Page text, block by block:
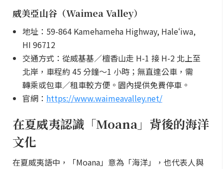
威美亞山谷（Waimea Valley）
地址：59-864 Kamehameha Highway, Haleʻiwa,
HI 96712
交通方式：從威基基／檀香山走 H-1 接 H-2 北上至
北岸，車程約 45 分鐘～1 小時；無直達公車，需
轉乘或包車／租車較方便。園內提供免費停車。
官網： https://www.waimeavalley.net/
在夏威夷認識「Moana」背後的海洋
文化
在夏威夷語中，「Moana」意為「海洋」，也代表人與